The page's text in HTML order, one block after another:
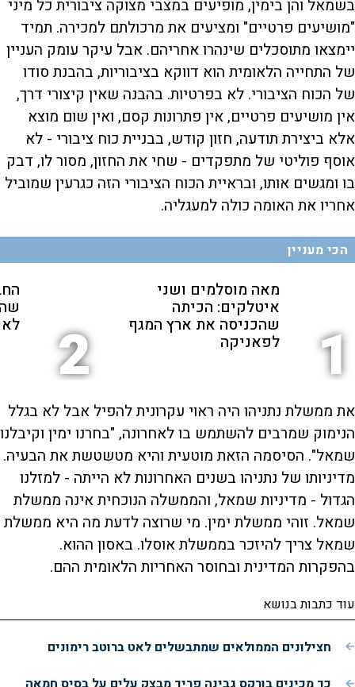
בשמאל והן בימין, מופיעים במצבי מצוקה ציבורית כל מיני
"מושיעים פרטיים" ומציעים את מרכולתם למכירה. תמיד
יימצאו מתוסכלים שינהרו אחריהם. אבל עיקר עומק העניין
של התחייה הלאומית הוא דווקא בציבוריות, בהבנת סודו
של הכוח הציבורי. לא בפרטיות. בהבנה שאין קיצורי דרך,
אין מושיעים פרטיים, אין פתרונות קסם, ואין שום מוצא
אלא ביצירת תודעה, חזון קודש, בבניית כוח ציבורי - לא
אוסף פוליטי של מתפקדים - שחי את החזון, מסור לו, דבק
בו ומגשים אותו, ובראיית הכוח הציבורי הזה כגרעין שמוביל
אחריו את האומה כולה למעגליה.
הכי מעניין
1
מאה מוסלמים ושני
איטלקים: הכיתה
שהכניסה את ארץ המגף
לפאניקה 2
את ממשלת נתניהו היה ראוי עקרונית להפיל אבל לא בגלל
הנימוק שמרבים להשתמש בו לאחרונה, "בחרנו ימין וקיבלנו
שמאל". הסיסמה הזאת מוטעית והיא מטשטשת את הבעיה.
מדיניותו של נתניהו בשנים האחרונות לא הייתה - למזלנו
הגדול - מדיניות שמאל, והממשלה הנוכחית אינה ממשלת
שמאל. זוהי ממשלת ימין. מי שרוצה לדעת מה היא ממשלת
שמאל צריך להיזכר בממשלת אוסלו. באסון ההוא.
בהפקרות המדינית ובחוסר האחריות הלאומית ההם.
עוד כתבות בנושא
חצילונים הממולאים שמתבשלים לאט ברוטב רימונים